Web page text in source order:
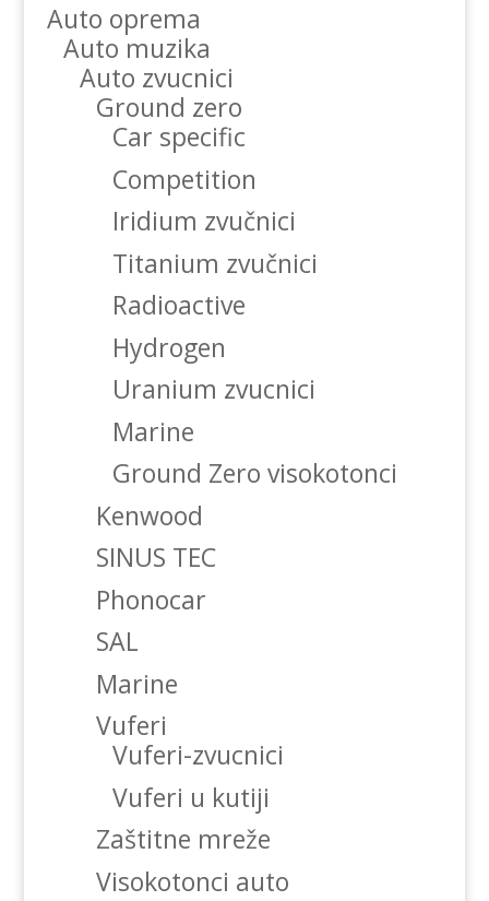
Auto oprema
Auto muzika
Auto zvucnici
Ground zero
Car specific
Competition
Iridium zvučnici
Titanium zvučnici
Radioactive
Hydrogen
Uranium zvucnici
Marine
Ground Zero visokotonci
Kenwood
SINUS TEC
Phonocar
SAL
Marine
Vuferi
Vuferi-zvucnici
Vuferi u kutiji
Zaštitne mreže
Visokotonci auto